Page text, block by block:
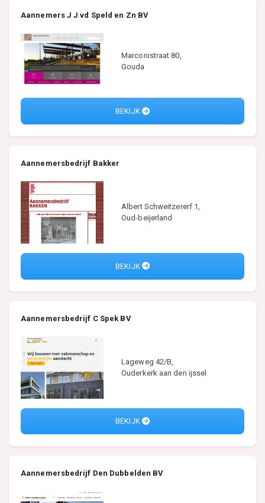
Aannemers J J vd Speld en Zn BV
Marconistraat 80,
Gouda
BEKIJK
Aannemersbedrijf Bakker
Albert Schweitzererf 1,
Oud-beijerland
BEKIJK
Aannemersbedrijf C Spek BV
Lageweg 42/B,
Ouderkerk aan den ijssel
BEKIJK
Aannemersbedrijf Den Dubbelden BV